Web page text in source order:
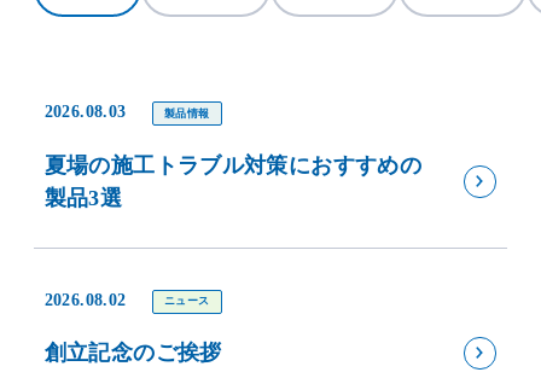
2026.08.03 製品情報
夏場の施工トラブル対策におすすめの
製品3選
2026.08.02 ニュース
創立記念のご挨拶